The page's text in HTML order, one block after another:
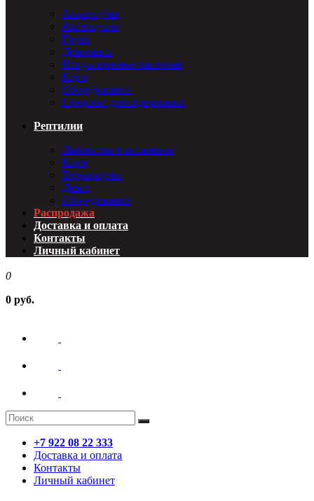
Аквариумы
Аксессуары
Грунт
Декорация
Искусственные растения
Корм
Оборудование
Средства для содержания
Рептилии
Лакомства и витамины
Корм
Террариумы
Декор
Оборудование
Распродажа
Доставка и оплата
Контакты
Личный кабинет
0
0 руб.
+7 922 08 22 333
Доставка и оплата
Контакты
Личный кабинет